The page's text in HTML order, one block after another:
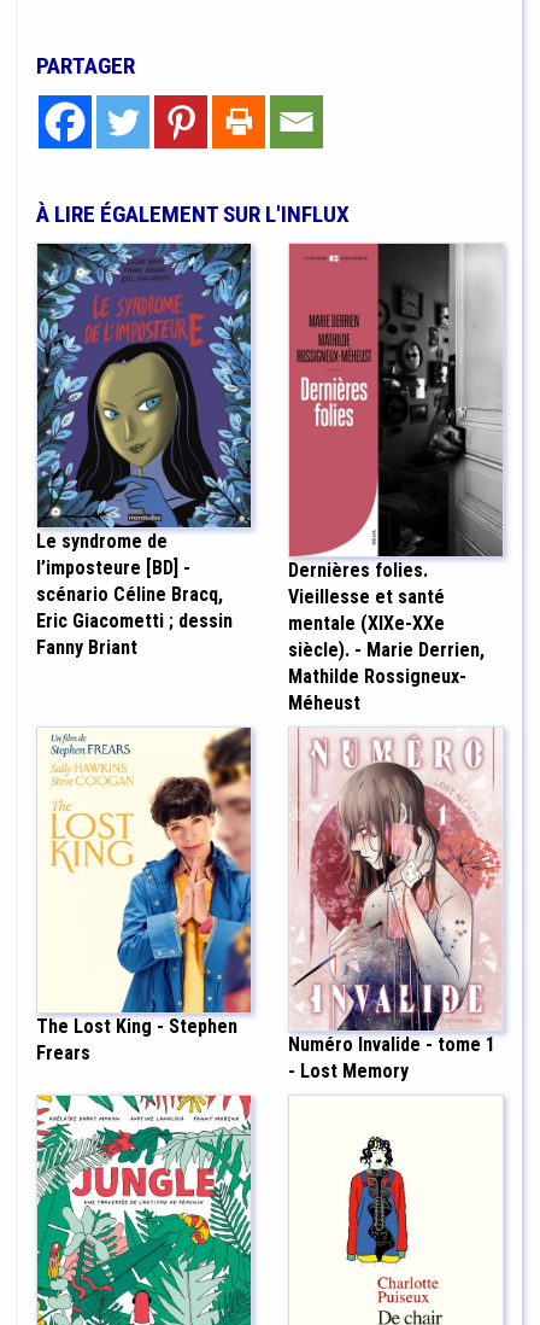
PARTAGER
À LIRE ÉGALEMENT SUR L'INFLUX
Le syndrome de
l’imposteure [BD] -
scénario Céline Bracq,
Eric Giacometti ; dessin
Fanny Briant
Dernières folies.
Vieillesse et santé
mentale (XIXe-XXe
siècle). - Marie Derrien,
Mathilde Rossigneux-
Méheust
The Lost King - Stephen
Frears
Numéro Invalide - tome 1
- Lost Memory